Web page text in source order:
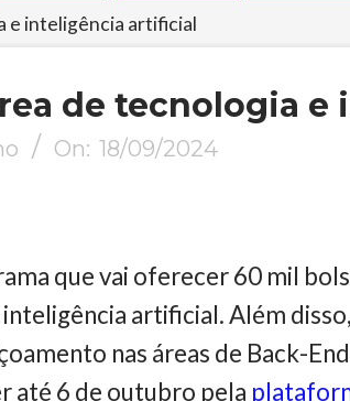
Navigation
e inteligência artificial
de tecnologia
On: 18/09/2024
que vai oferecer 60 mil
artificial. Além
nas áreas de Back-
até 6 de outubro pela